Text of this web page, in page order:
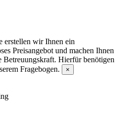
erstellen wir Ihnen ein
Preisangebot und machen Ihnen
Betreuungskraft. Hierfür benötigen
Fragebogen.
×